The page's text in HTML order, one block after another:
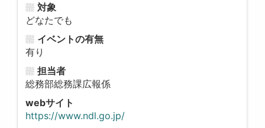
対象
どなたでも
イベントの有無
有り
担当者
総務部総務課広報係
webサイト
https://www.ndl.go.jp/